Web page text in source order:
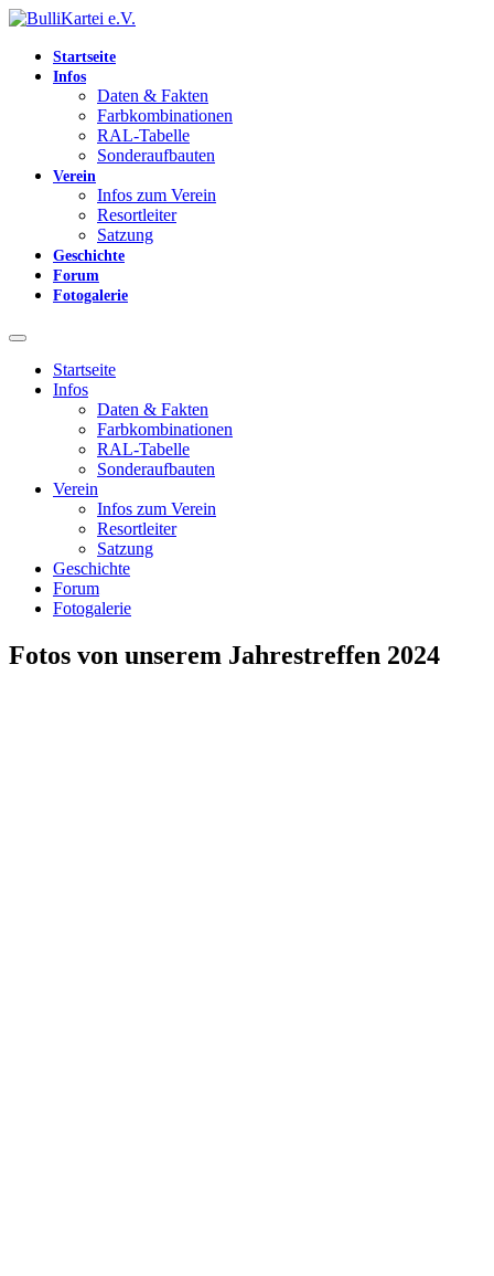
Startseite
Infos
Daten & Fakten
Farbkombinationen
RAL-Tabelle
Sonderaufbauten
Verein
Infos zum Verein
Resortleiter
Satzung
Geschichte
Forum
Fotogalerie
Startseite
Infos
Daten & Fakten
Farbkombinationen
RAL-Tabelle
Sonderaufbauten
Verein
Infos zum Verein
Resortleiter
Satzung
Geschichte
Forum
Fotogalerie
Fotos von unserem Jahrestreffen 2024